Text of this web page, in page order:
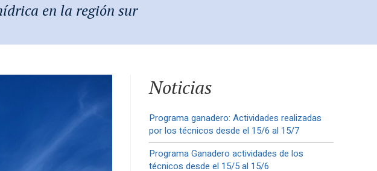
en la región sur
Noticias
Programa ganadero: Actividades realizadas
por los técnicos desde el 15/6 al 15/7
Programa Ganadero actividades de los
técnicos desde el 15/5 al 15/6